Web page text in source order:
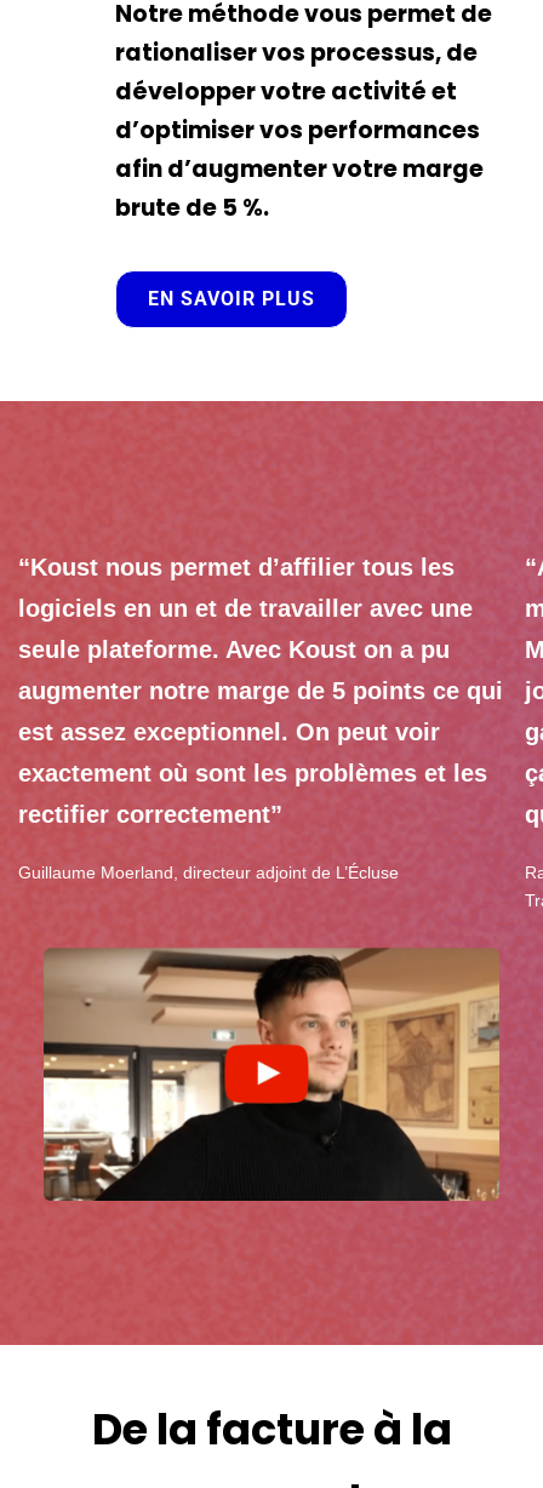
Notre méthode vous permet de
rationaliser vos processus, de
développer votre activité et
d’optimiser vos performances
afin d’augmenter votre marge
brute de 5 %.
EN SAVOIR PLUS
“Koust nous permet d’affilier tous les
logiciels en un et de travailler avec une
seule plateforme. Avec Koust on a pu
augmenter notre marge de 5 points ce qui
est assez exceptionnel. On peut voir
exactement où sont les problèmes et les
rectifier correctement”
Guillaume Moerland, directeur adjoint de L’Écluse
De la facture à la